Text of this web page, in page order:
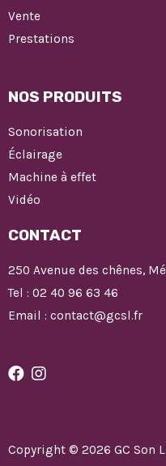
Vente
Prestations
NOS PRODUITS
Sonorisation
Éclairage
Machine à effet
Vidéo
CONTACT
250 Avenue des chênes,
Tel : 02 40 96 63 46
Email : contact@gcsl.fr
Copyright © 2026 GC Son